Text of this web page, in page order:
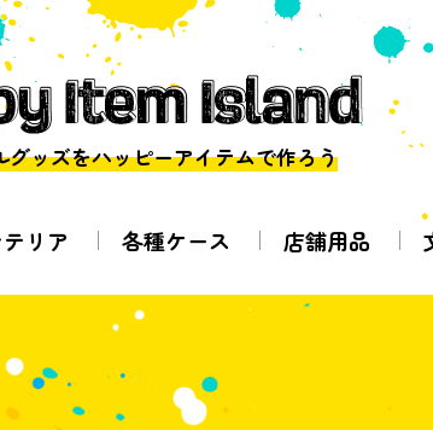
グッズをハッピーアイテムで作ろう
リア 各種ケース 店舗用品